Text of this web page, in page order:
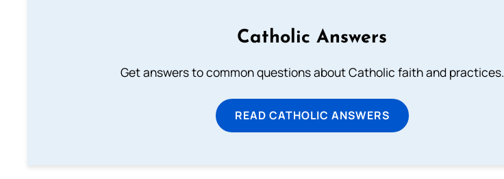
Catholic Answers
Get answers to common questions about Catholic faith and practices.
READ CATHOLIC ANSWERS